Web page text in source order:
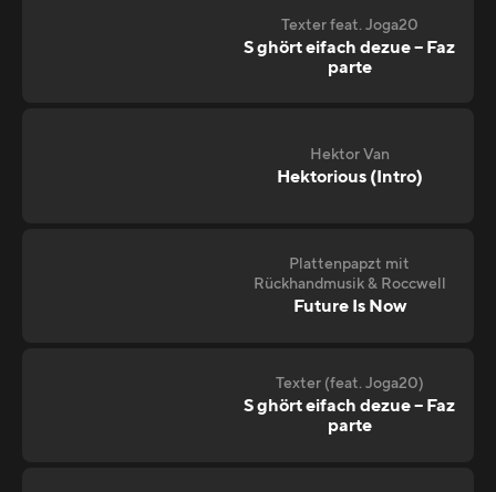
Texter feat. Joga20
S ghört eifach dezue – Faz
parte
Hektor Van
Hektorious (Intro)
Plattenpapzt mit
Rückhandmusik & Roccwell
Future Is Now
Texter (feat. Joga20)
S ghört eifach dezue – Faz
parte